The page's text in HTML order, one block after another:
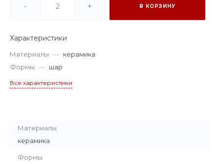
- + В КОРЗИНУ
Характеристики
Материалы — керамика
Формы — шар
Все характеристики
Материалы
керамика
Формы